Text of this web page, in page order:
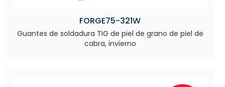
FORGE75-321W
Guantes de soldadura TIG de piel de grano de piel de
cabra, invierno